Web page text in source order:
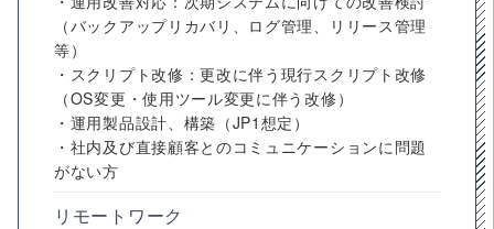
（バックアップリカバリ、ログ管理、リリース管理
等）
・スクリプト改修：更改に伴う現行スクリプト改修
（OS変更・使用ツール変更に伴う改修）
・運用製品設計、構築（JP1想定）
・社内及び直接顧客とのコミュニケーションに問題
がない方
リモートワーク